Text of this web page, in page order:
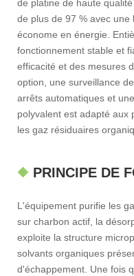
de platine de haute
de plus de 97 % avec
économe en énergie.
fonctionnement stable et
efficacité et des mesures
option, une surveillance
arrêts automatiques et
polyvalent est adapté aux
les gaz résiduaires
PRINCIPE DE
L'équipement purifie les
sur charbon actif, la
exploite la structure
solvants organiques
d'échappement. Une fois